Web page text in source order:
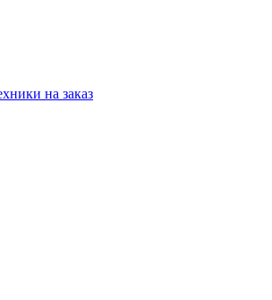
на заказ